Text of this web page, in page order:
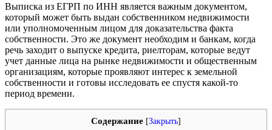
Выписка из ЕГРП по ИНН является важным документом,
который может быть выдан собственником недвижимости
или уполномоченным лицом для доказательства факта
собственности. Это же документ необходим и банкам, когда
речь заходит о выпуске кредита, риелторам, которые ведут
учет данные лица на рынке недвижимости и общественным
организациям, которые проявляют интерес к земельной
собственности и готовы исследовать ее спустя какой-то
период времени.
Содержание [Закрыть]